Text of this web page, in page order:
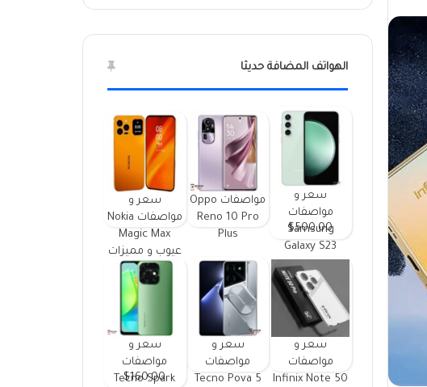
الهواتف المضافة حديثا
سعر و
مواصفات
Samsung
Galaxy S23
FE ومميزات
وعيوب
$500.00
مواصفات Oppo
Reno 10 Pro
Plus
سعر و
مواصفات Nokia
Magic Max
عيوب و مميزات
سعر و
مواصفات
Infinix Note 50
سعر و
مواصفات
Tecno Pova 5
سعر و
مواصفات
Tecno Spark
$160.00